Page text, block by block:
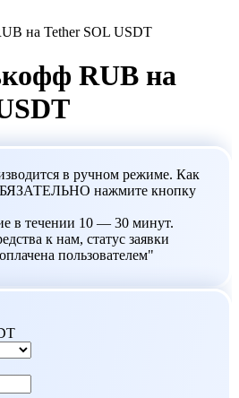
на Tether SOL USDT
RUB на
в ручном режиме. Как
нажмите кнопку
в течении 10 — 30 минут.
к нам, статус заявки
пользователем"